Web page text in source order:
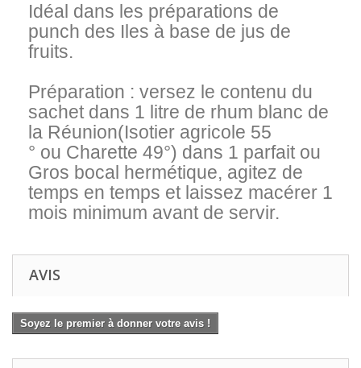
Idéal dans les préparations de
punch des Iles à base de jus de
fruits.
Préparation : versez le contenu du
sachet dans 1 litre de rhum blanc de
la Réunion(Isotier agricole 55
° ou Charette 49°) dans 1 parfait ou
Gros bocal hermétique, agitez de
temps en temps et laissez macérer 1
mois minimum avant de servir.
AVIS
Soyez le premier à donner votre avis !